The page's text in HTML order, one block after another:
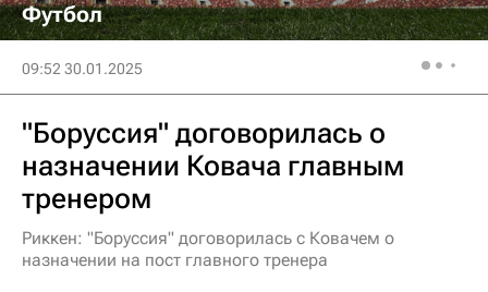
Футбол
09:52 30.01.2025
"Боруссия" договорилась о
назначении Ковача главным
тренером
Риккен: "Боруссия" договорилась с Ковачем о
назначении на пост главного тренера